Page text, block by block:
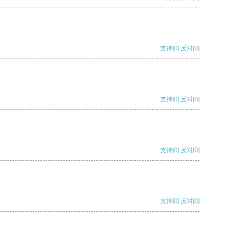
支持[0] 反对[0]
支持[0] 反对[0]
支持[0] 反对[0]
支持[0] 反对[0]